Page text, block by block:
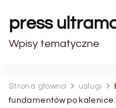
press
Wpisy tematyczne
Strona główna usługi
fundamentów po kalenice.